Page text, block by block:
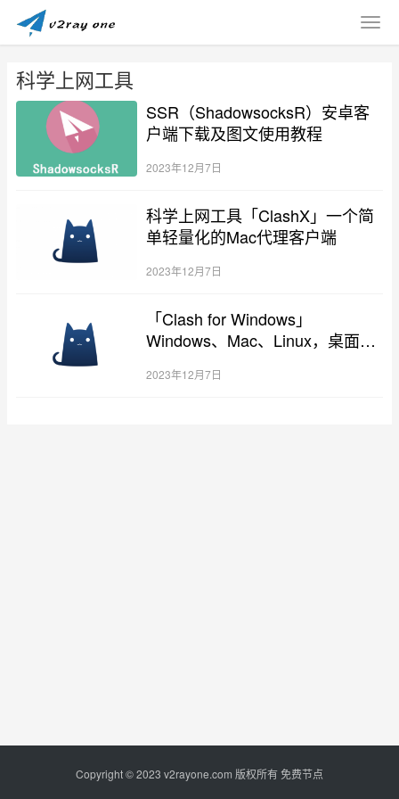
科学上网工具
SSR（ShadowsocksR）安卓客
户端下载及图文使用教程
2023年12月7日
科学上网工具「ClashX」一个简
单轻量化的Mac代理客户端
2023年12月7日
「Clash for Windows」
Windows、Mac、Linux，桌面系
2023年12月7日
Copyright © 2023 v2rayone.com 版权所有 免费节点